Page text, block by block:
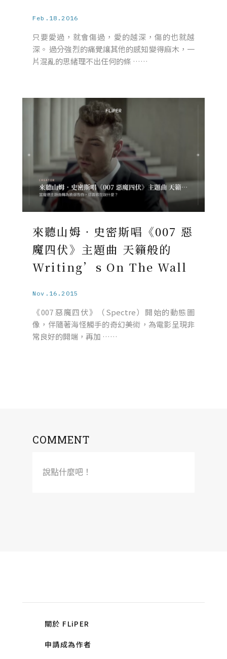
Feb.18.2016
只要愛過，就會傷過，愛的越深，傷的也就越
深。 過分強烈的痛覺讓其他的感知變得麻木，一
片混亂的思緒理不出任何的條 ……
來聽山姆‧史密斯唱《007 惡
魔四伏》主題曲 天籟般的
Writing’s On The Wall
Nov.16.2015
《007 惡魔四伏》（Spectre）開始的動態圖
像，伴隨著海怪觸手的奇幻美術，為電影呈現非
常良好的開端，再加 ……
COMMENT
說點什麼吧！
關於 FLiPER
申請成為作者